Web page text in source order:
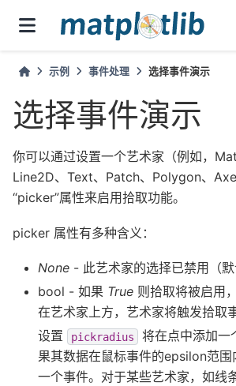
示例 事件处理 选择事件演示
选择事件演示
你可以通过设置一个艺术家（例如，
Line2D、Text、Patch、Polygon、
“picker”属性来启用拾取功能。
picker 属性有多种含义：
None - 此艺术家的选择已禁用（默
bool - 如果 True 则拾取将被启用
在艺术家上方，艺术家将触发拾取事
设置
pickradius
将在点中添加一
果其数据在鼠标事件的epsilon范围
一个事件。对于某些艺术家，如线